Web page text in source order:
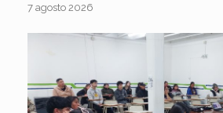
7 agosto 2026